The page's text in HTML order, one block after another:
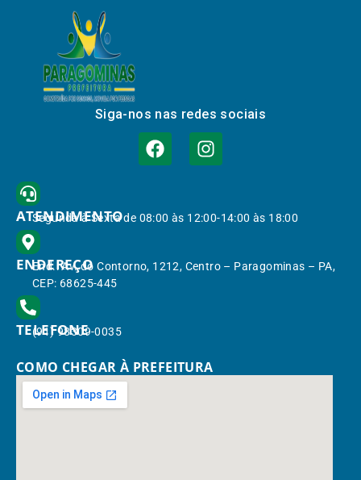
Siga-nos nas redes sociais
ATENDIMENTO
Segunda à Sexta de 08:00 às 12:00-14:00 às 18:00
ENDEREÇO
End.: Av. do Contorno, 1212, Centro – Paragominas – PA,
CEP: 68625-445
TELEFONE
(91) 98309-0035
COMO CHEGAR À PREFEITURA